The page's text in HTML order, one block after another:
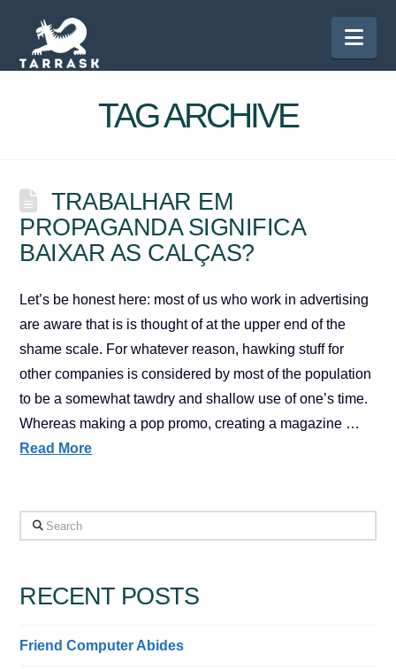
TAG ARCHIVE
TRABALHAR EM
PROPAGANDA SIGNIFICA
BAIXAR AS CALÇAS?
Let’s be honest here: most of us who work in advertising
are aware that is is thought of at the upper end of the
shame scale. For whatever reason, hawking stuff for
other companies is considered by most of the population
to be a somewhat tawdry and shallow use of one’s time.
Whereas making a pop promo, creating a magazine …
Read More
Search
RECENT POSTS
Friend Computer Abides